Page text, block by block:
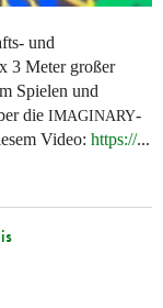
und
3 Meter großer
Spielen und
die IMAGINARY-
Video: https://...